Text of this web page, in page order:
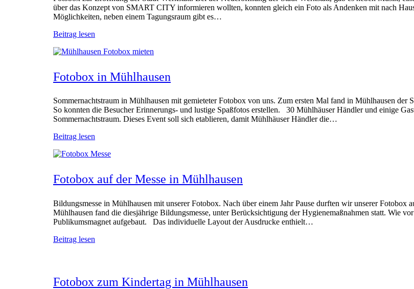
über das Konzept von SMART CITY informieren wollten, konnten gleich ein Foto als Andenken mit nach
Möglichkeiten, neben einem Tagungsraum gibt es…
Beitrag lesen
Fotobox in Mühlhausen
Sommernachtstraum in Mühlhausen mit gemieteter Fotobox von uns. Zum ersten Mal fand in Mühlhausen der
So konnten die Besucher Erinnerungs- und lustige Spaßfotos erstellen. 30 Mühlhäuser Händler und einige
Sommernachtstraum. Dieses Event soll sich etablieren, damit Mühlhäuser Händler die…
Beitrag lesen
Fotobox auf der Messe in Mühlhausen
Bildungsmesse in Mühlhausen mit unserer Fotobox. Nach über einem Jahr Pause durften wir unserer Fotobox
Mühlhausen fand die diesjährige Bildungsmesse, unter Berücksichtigung der Hygienemaßnahmen statt. Wie
Publikumsmagnet aufgebaut. Das individuelle Layout der Ausdrucke enthielt…
Beitrag lesen
Fotobox zum Kindertag in Mühlhausen